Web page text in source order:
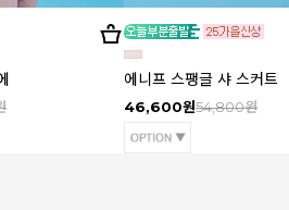
에니프 스팽글 샤 스커트
46,600원54,800원